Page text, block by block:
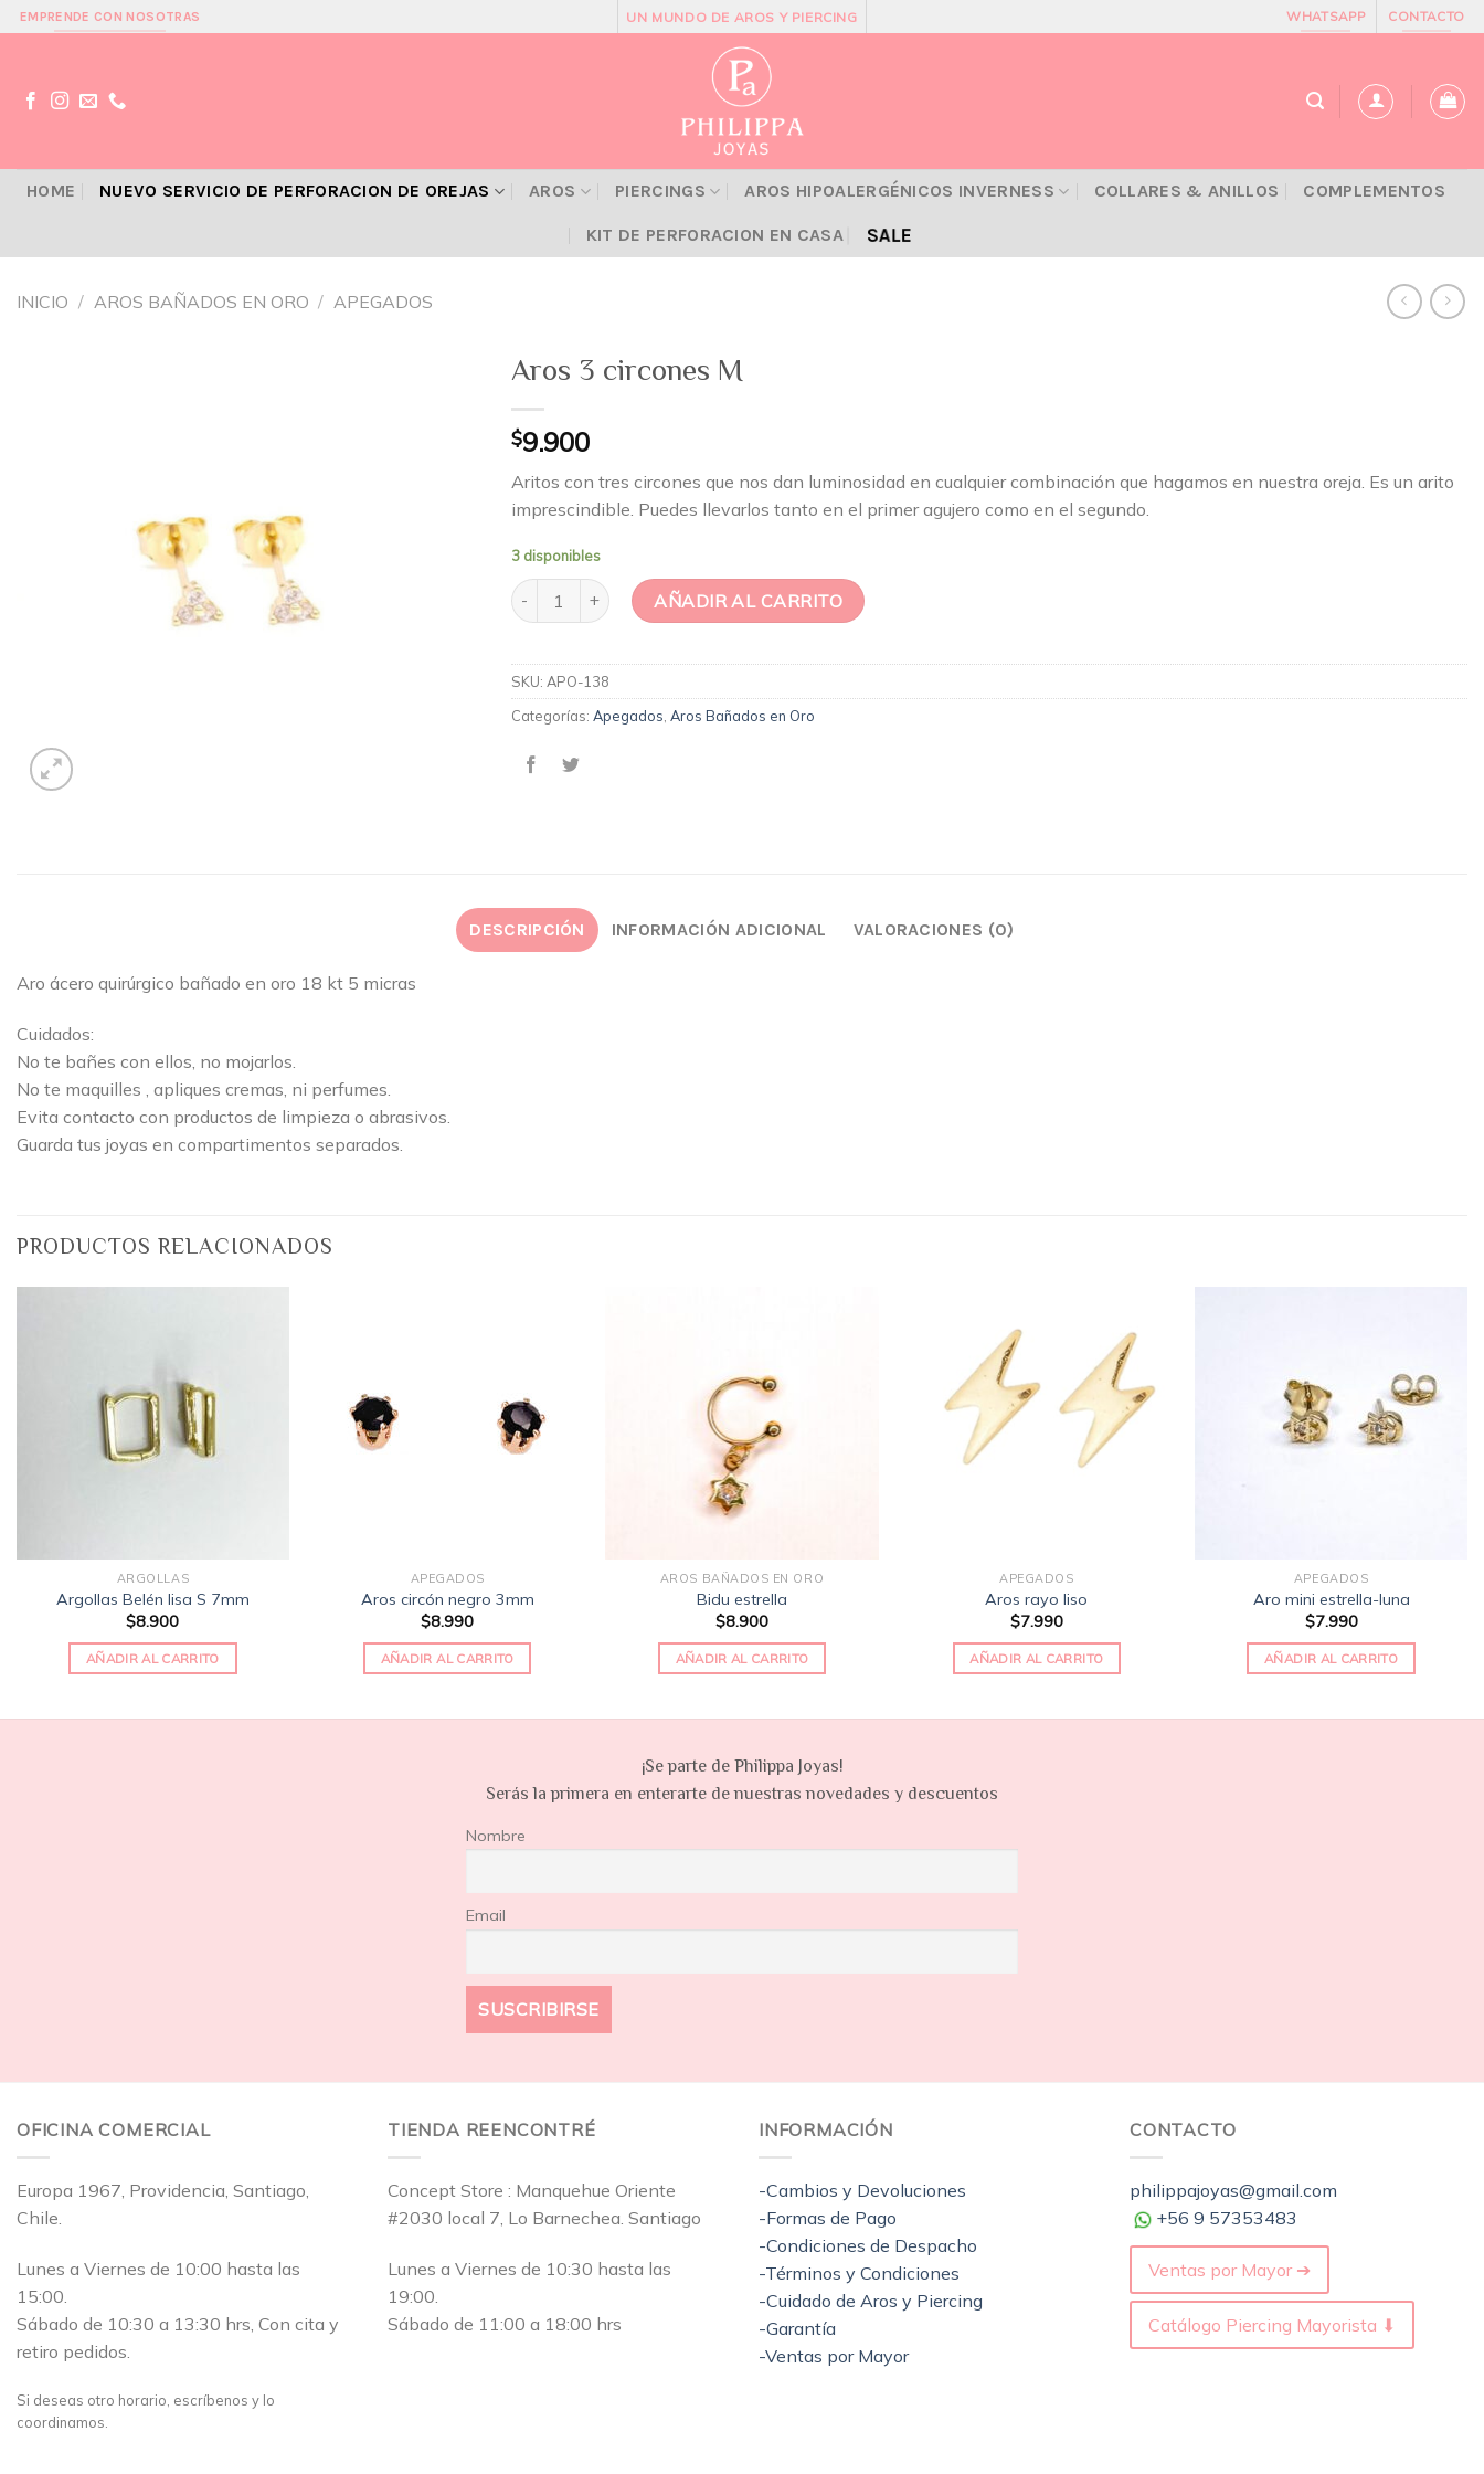
Skip
EMPRENDE CON NOSOTRAS UN MUNDO DE AROS Y PIERCING WHATSAPP CONTACTO
HOME NUEVO SERVICIO DE PERFORACION DE OREJAS AROS PIERCINGS AROS HIPOALERGÉNICOS INVERNESS COLLARES & ANILLOS COMPLEMENTOS
KIT DE PERFORACION EN CASA SALE
INICIO / AROS BAÑADOS EN ORO / APEGADOS
Aros 3 circones M
$9.900
Aritos con tres circones que nos dan luminosidad en cualquier combinación que hagamos en nuestra oreja. Es un arito
imprescindible. Puedes llevarlos tanto en el primer agujero como en el segundo.
3 disponibles
Aros 3 circones M cantidadAÑADIR AL CARRITO
SKU: APO-138
Categorías: Apegados Aros Bañados en Oro
DESCRIPCIÓN INFORMACIÓN ADICIONAL VALORACIONES (0)
Aro ácero quirúrgico bañado en oro 18 kt 5 micras
Cuidados:
No te bañes con ellos, no mojarlos.
No te maquilles , apliques cremas, ni perfumes.
Evita contacto con productos de limpieza o abrasivos.
Guarda tus joyas en compartimentos separados.
PRODUCTOS RELACIONADOS
ARGOLLAS
Argollas Belén lisa S 7mm
$8.900
AÑADIR AL CARRITO
deseos
APEGADOS
Aros circón negro 3mm
$8.990
AÑADIR AL CARRITO
AROS BAÑADOS EN ORO
Bidu estrella
$8.900
AÑADIR AL CARRITO
Añadir
a la
lista
de
deseos
APEGADOS
Aros rayo liso
$7.990
AÑADIR AL CARRITO
lista
de
deseos
APEGADOS
Aro mini estrella-luna
$7.990
AÑADIR AL CARRITO
¡Se parte de Philippa Joyas!
Serás la primera en enterarte de nuestras novedades y descuentos
Nombre
Email
OFICINA COMERCIAL
Europa 1967, Providencia, Santiago,
Chile.
Lunes a Viernes de 10:00 hasta las
15:00.
Sábado de 10:30 a 13:30 hrs, Con cita y
retiro pedidos.
Si deseas otro horario, escríbenos y lo
coordinamos.
TIENDA REENCONTRÉ
Concept Store : Manquehue Oriente
#2030 local 7, Lo Barnechea. Santiago
Lunes a Viernes de 10:30 hasta las
19:00.
Sábado de 11:00 a 18:00 hrs
INFORMACIÓN
-Cambios y Devoluciones
-Formas de Pago
-Condiciones de Despacho
-Términos y Condiciones
-Cuidado de Aros y Piercing
-Garantía
-Ventas por Mayor
CONTACTO
philippajoyas@gmail.com
+56 9 57353483
Ventas por Mayor ➔
Catálogo Piercing Mayorista ⬇